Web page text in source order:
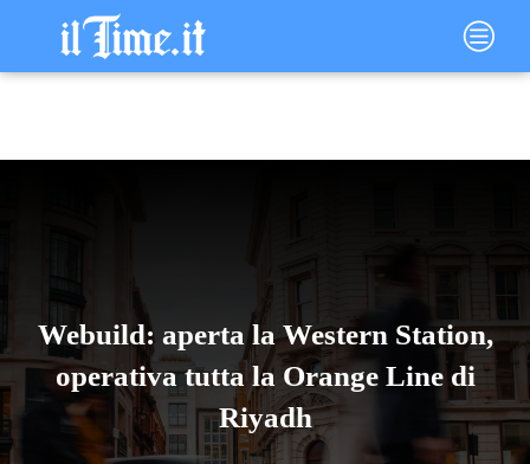
contenuto
Main
Menu
Webuild: aperta la Western Station,
operativa tutta la Orange Line di
Riyadh